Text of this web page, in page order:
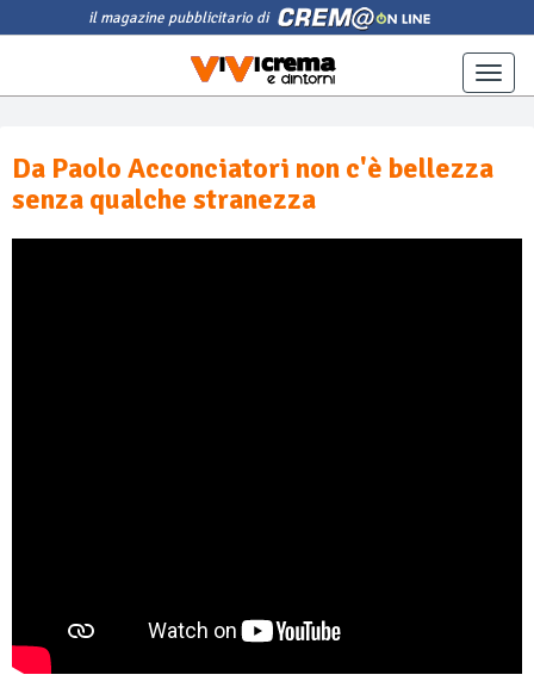
il magazine pubblicitario di
Toggle
Da Paolo Acconciatori non c'è bellezza
senza qualche stranezza